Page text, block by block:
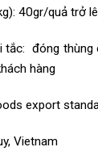
40gr/quả trở
tắc: đóng thùng
hàng
export
Vietnam